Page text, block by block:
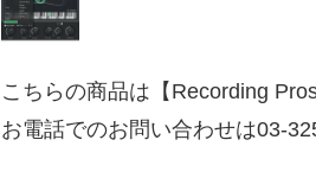
こちらの商品は【Recording
お電話でのお問い合わせは03-